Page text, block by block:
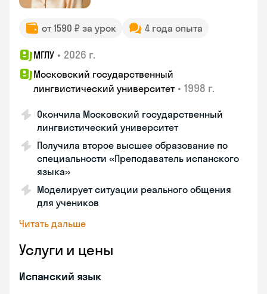
от 1590 ₽ за урок 4 года опыта
МГЛУ • 2026 г.
Московский государственный
лингвистический университет • 1998 г.
Окончила Московский государственный
лингвистический университет
Получила второе высшее образование по
специальности «Преподаватель испанского
языка»
Моделирует ситуации реального общения
для учеников
Читать дальше
Услуги и цены
Испанский язык